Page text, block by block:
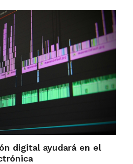
digital ayudará en el